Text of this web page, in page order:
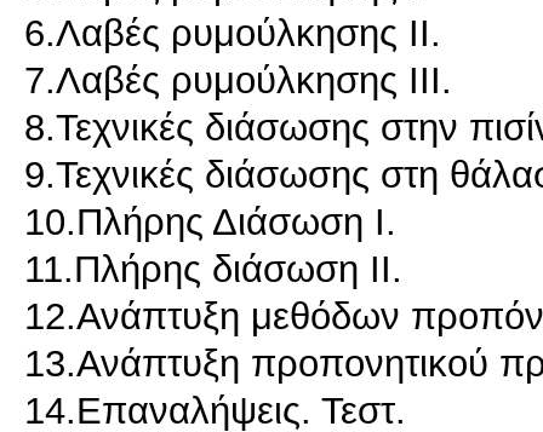
6.Λαβές ρυμούλκησης ΙΙ.
7.Λαβές ρυμούλκησης ΙΙΙ.
8.Τεχνικές διάσωσης στην
9.Τεχνικές διάσωσης στη
10.Πλήρης Διάσωση Ι.
11.Πλήρης διάσωση ΙΙ.
12.Ανάπτυξη μεθόδων
13.Ανάπτυξη προπονητικού